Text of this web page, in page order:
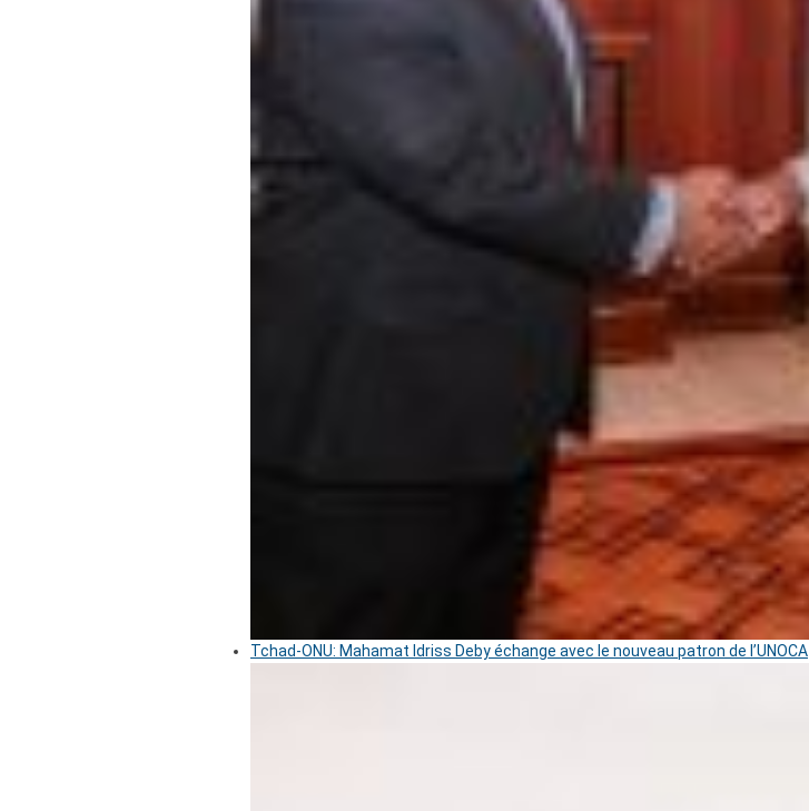
Tchad-ONU: Mahamat Idriss Deby échange avec le nouveau patron de l’UNOCA